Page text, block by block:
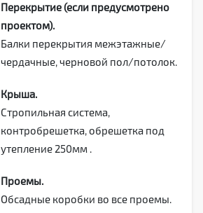
Перекрытие (если предусмотрено
проектом).
Балки перекрытия межэтажные/
чердачные, черновой пол/потолок.
Крыша.
Стропильная система,
контробрешетка, обрешетка под
утепление 250мм .
Проемы.
Обсадные коробки во все проемы.